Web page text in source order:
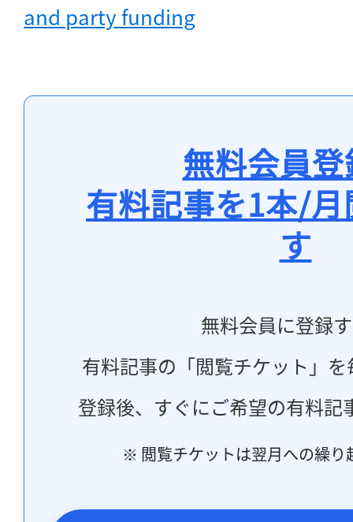
and party funding
無料会員
有料記事を1本/
す
無料会員に登録
有料記事の「閲覧チケット」
登録後、すぐにご希望の有料記
※ 閲覧チケットは翌月への繰り